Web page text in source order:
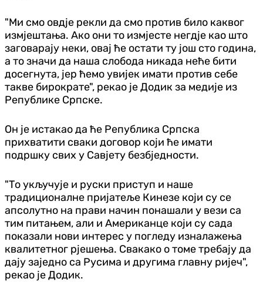
"Ми смо овд‌је рекли да смо против било каквог
измјештања. Ако они то измјесте негд‌је као што
заговарају неки, овај ће остати ту још сто година,
а то значи да наша слобода никада неће бити
досегнута, јер ћемо увијек имати против себе
такве бирократе", рекао је Додик за медије из
Републике Српске.
Он је истакао да ће Република Српска
прихватити сваки договор који ће имати
подршку свих у Савјету безбједности.
"То укључује и руски приступ и наше
традиционалне пријатеље Кинезе који су се
апсолутно на прави начин понашали у вези са
тим питањем, али и Американце који су сада
показали нови интерес у погледу изналажења
квалитетног рјешења. Свакако о томе требају да
дају заједно са Русима и другима главну ријеч",
рекао је Додик.